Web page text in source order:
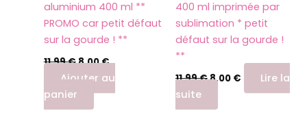
aluminium 400 ml **
PROMO car petit défaut
sur la gourde ! **
11,99€8,00€
Ajouter au
panier
400 ml imprimée par
sublimation * petit
défaut sur la gourde !
**
11,99€8,00 €
Lire la
suite